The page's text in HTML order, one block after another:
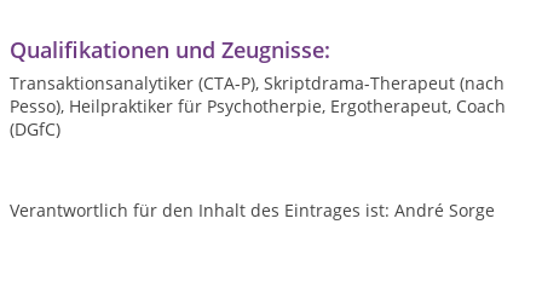
Qualifikationen und Zeugnisse:
Transaktionsanalytiker (CTA-P), Skriptdrama-Therapeut (nach
Pesso), Heilpraktiker für Psychotherpie, Ergotherapeut, Coach
(DGfC)
Verantwortlich für den Inhalt des Eintrages ist: André Sorge